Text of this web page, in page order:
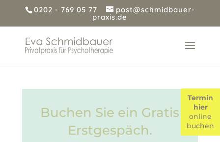
0202 - 769 05 77 post@schmidbauer-
praxis.de
Buchen Sie ein Gratis
Erstgespäch.
Termin
hier
online
buchen